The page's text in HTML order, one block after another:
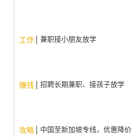
工作 兼职接小朋友放学
赚钱 招聘长期兼职、接孩子放学
攻略
中国至新加坡专线，优惠降价